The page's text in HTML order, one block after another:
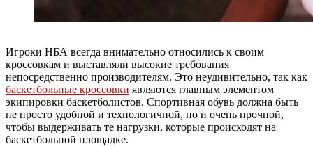
Игроки НБА всегда внимательно относились к своим
кроссовкам и выставляли высокие требования
непосредственно производителям. Это неудивительно, так как
баскетбольные кроссовки являются главным элементом
экипировки баскетболистов. Спортивная обувь должна быть
не просто удобной и технологичной, но и очень прочной,
чтобы выдерживать те нагрузки, которые происходят на
баскетбольной площадке.